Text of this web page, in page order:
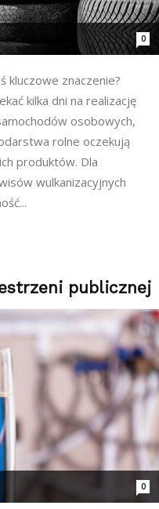
0
kluczowe znaczenie?
kilka dni na realizację
osobowych,
rolne oczekują
produktów. Dla
wulkanizacyjnych
publicznej
0